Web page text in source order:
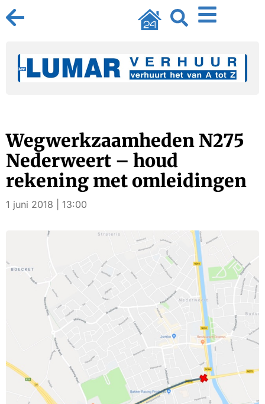
Wegwerkzaamheden N275
Nederweert – houd
rekening met omleidingen
1 juni 2018 | 13:00